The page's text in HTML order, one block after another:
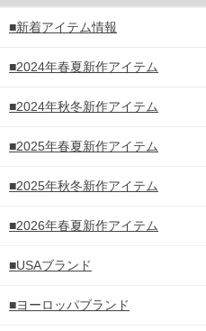
■新着アイテム情報
■2024年春夏新作アイテム
■2024年秋冬新作アイテム
■2025年春夏新作アイテム
■2025年秋冬新作アイテム
■2026年春夏新作アイテム
■USAブランド
■ヨーロッパブランド